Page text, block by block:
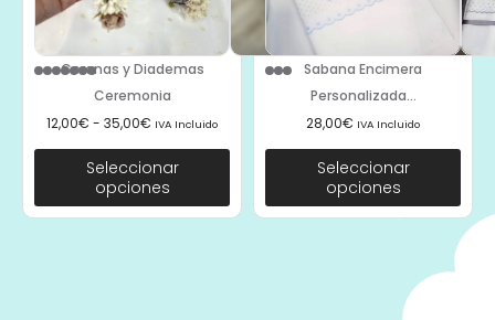
Coronas y Diademas
Ceremonia
12,00€ - 35,00€ IVA Incluido
Seleccionar
opciones
Sabana Encimera
Personalizada...
28,00€ IVA Incluido
Seleccionar
opciones